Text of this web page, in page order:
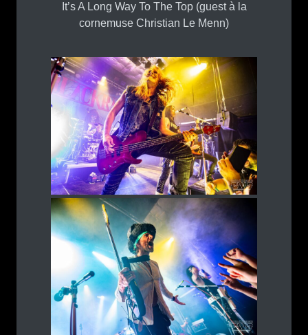
It’s A Long Way To The Top (guest à la
cornemuse Christian Le Menn)